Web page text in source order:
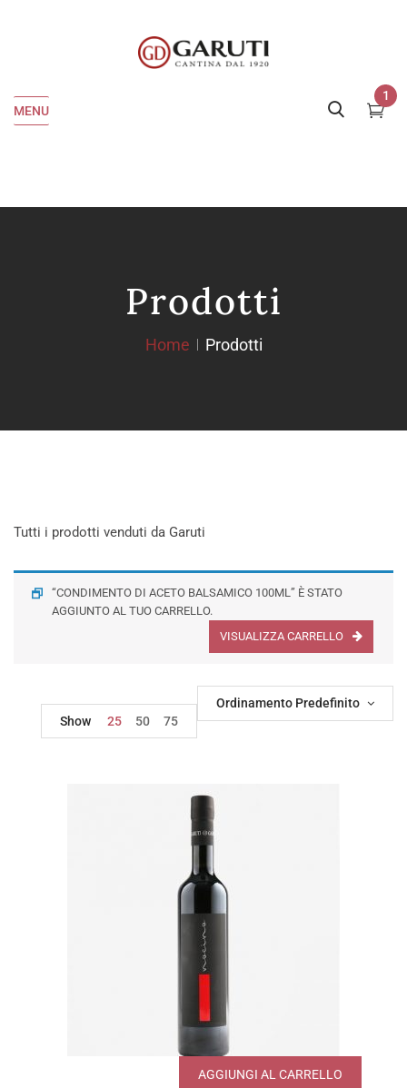
MENU
1
Prodotti
Home Prodotti
Tutti i prodotti venduti da Garuti
“CONDIMENTO DI ACETO BALSAMICO 100ML” È STATO
AGGIUNTO AL TUO CARRELLO.
VISUALIZZA CARRELLO
Ordinamento Predefinito
Show
25 50 75
AGGIUNGI AL CARRELLO